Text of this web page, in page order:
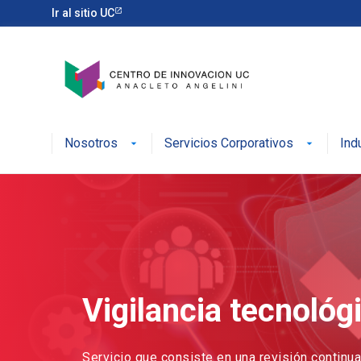
Ir al sitio UC
Nosotros Servicios Corporativos
Vigilancia
Servicio que consiste en una revisión